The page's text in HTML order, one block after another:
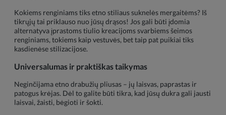
Kokiems renginiams tiks etno stiliaus suknelės mergaitėms? Iš
tikrųjų tai priklauso nuo jūsų drąsos! Jos gali būti įdomia
alternatyva įprastoms tiulio kreacijoms svarbiems šeimos
renginiams, tokiems kaip vestuvės, bet taip pat puikiai tiks
kasdienėse stilizacijose.
Universalumas ir praktiškas taikymas
Neginčijama etno drabužių pliusas – jų laisvas, paprastas ir
patogus krėjas. Dėl to galite būti tikra, kad jūsų dukra gali jausti
laisvai, žaisti, bėgioti ir šokti.